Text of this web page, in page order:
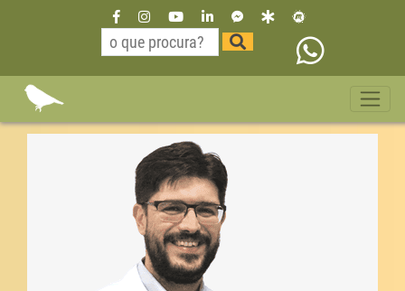
Dr Willian Neurologista São
Paulo paraiso 11 35229515